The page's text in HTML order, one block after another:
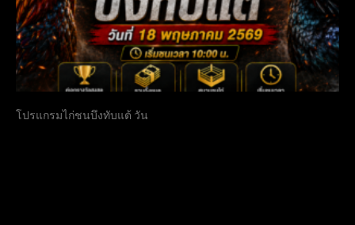
โปรแกรมไก่ชนบึงทับแต้ วัน